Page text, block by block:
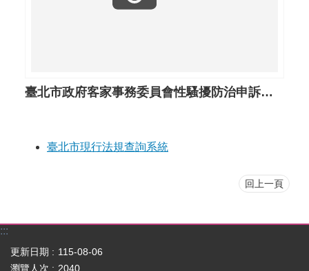
臺北市政府客家事務委員會性騷擾防治申訴及調查處理要點
臺北市現行法規查詢系統
回上一頁
:::
更新日期
115-08-06
瀏覽人次
2040